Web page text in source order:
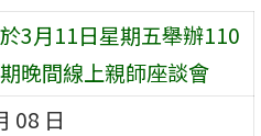
3月11日星期五舉辦110
晚間線上親師座談會
08 日